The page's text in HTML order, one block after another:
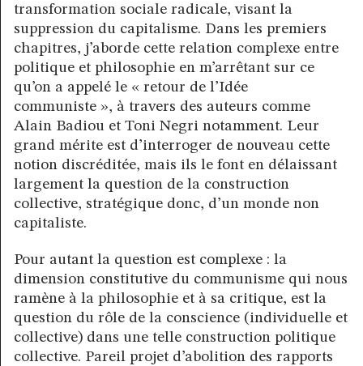
transformation sociale radicale, visant la
suppression du capitalisme. Dans les premiers
chapitres, j’aborde cette relation complexe entre
politique et philosophie en m’arrêtant sur ce
qu’on a appelé le « retour de l’Idée
communiste », à travers des auteurs comme
Alain Badiou et Toni Negri notamment. Leur
grand mérite est d’interroger de nouveau cette
notion discréditée, mais ils le font en délaissant
largement la question de la construction
collective, stratégique donc, d’un monde non
capitaliste.
Pour autant la question est complexe : la
dimension constitutive du communisme qui nous
ramène à la philosophie et à sa critique, est la
question du rôle de la conscience (individuelle et
collective) dans une telle construction politique
collective. Pareil projet d’abolition des rapports